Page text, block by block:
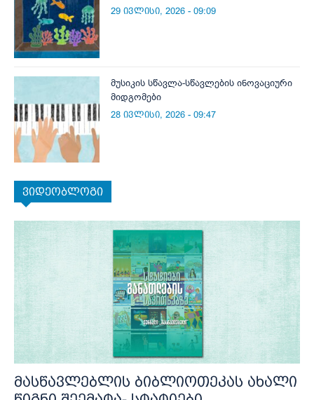
29 ივლისი, 2026 - 09:09
მუსიკის სწავლა-სწავლების ინოვაციური
მიდგომები
28 ივლისი, 2026 - 09:47
ვიდეობლოგი
მასწავლებლის ბიბლიოთეკას ახალი